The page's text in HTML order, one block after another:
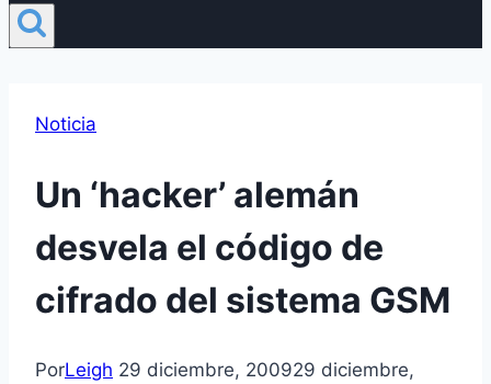
Noticia
Un ‘hacker’ alemán
desvela el código de
cifrado del sistema GSM
PorLeigh 29 diciembre, 200929 diciembre,